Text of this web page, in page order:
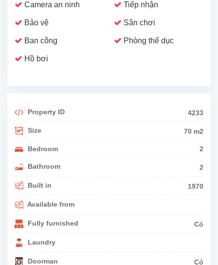
Camera an ninh Tiếp nhận
Bảo vệ Sân chơi
Ban công Phòng thể dục
Hồ bơi
Property ID 4233
Size 70 m2
Bedroom 2
Bathroom 2
Built in 1970
Available from
Fully furnished Có
Laundry
Doorman Có